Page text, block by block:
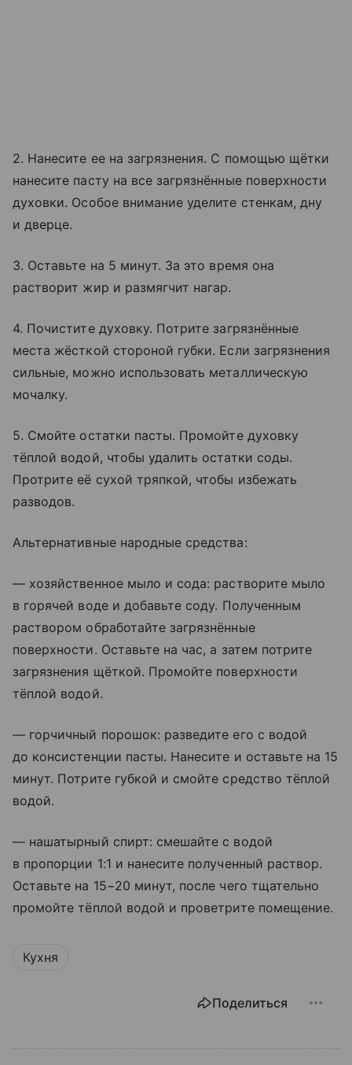
2. Нанесите ее на загрязнения. С помощью щётки
нанесите пасту на все загрязнённые поверхности
духовки. Особое внимание уделите стенкам, дну
и дверце.
3. Оставьте на 5 минут. За это время она
растворит жир и размягчит нагар.
4. Почистите духовку. Потрите загрязнённые
места жёсткой стороной губки. Если загрязнения
сильные, можно использовать металлическую
мочалку.
5. Смойте остатки пасты. Промойте духовку
тёплой водой, чтобы удалить остатки соды.
Протрите её сухой тряпкой, чтобы избежать
разводов.
Альтернативные народные средства:
— хозяйственное мыло и сода: растворите мыло
в горячей воде и добавьте соду. Полученным
раствором обработайте загрязнённые
поверхности. Оставьте на час, а затем потрите
загрязнения щёткой. Промойте поверхности
тёплой водой.
— горчичный порошок: разведите его с водой
до консистенции пасты. Нанесите и оставьте на 15
минут. Потрите губкой и смойте средство тёплой
водой.
— нашатырный спирт: смешайте с водой
в пропорции 1:1 и нанесите полученный раствор.
Оставьте на 15−20 минут, после чего тщательно
промойте тёплой водой и проветрите помещение.
Кухня
Поделиться